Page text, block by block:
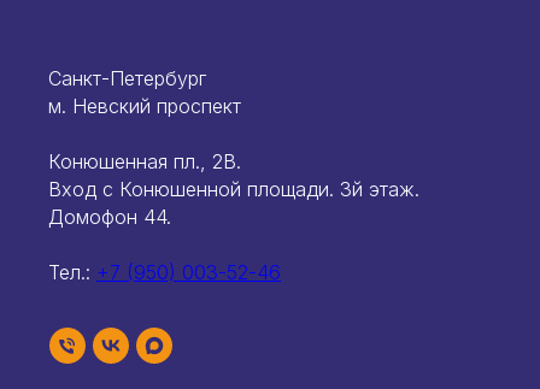
Санкт-Петербург
м. Невский проспект
Конюшенная пл., 2В.
Вход с Конюшенной площади. 3й этаж.
Домофон 44.
Тел.: +7 (950) 003-52-46